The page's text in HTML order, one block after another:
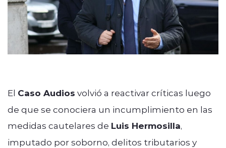
El Caso Audios volvió a reactivar críticas luego
de que se conociera un incumplimiento en las
medidas cautelares de Luis Hermosilla,
imputado por soborno, delitos tributarios y